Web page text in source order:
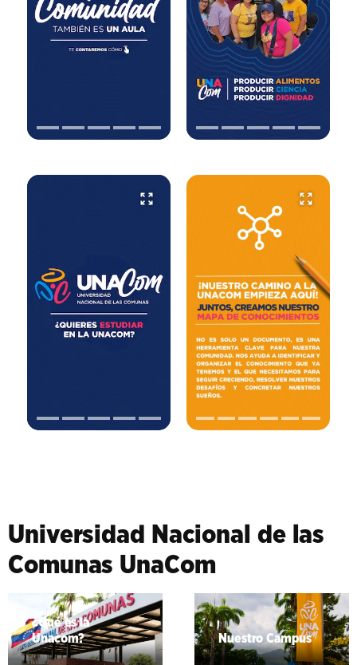
Universidad Nacional de las
Comunas UnaCom
¿Qué es la
Unacom?
Nuestro Campus